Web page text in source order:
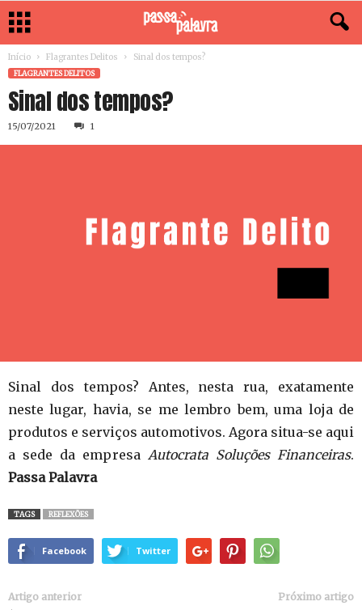
Início Flagrantes Delitos Sinal dos tempos?
FLAGRANTES DELITOS
Sinal dos tempos?
15/07/2021 1
Sinal dos tempos? Antes, nesta rua, exatamente
neste lugar, havia, se me lembro bem, uma loja de
produtos e serviços automotivos. Agora situa-se aqui
a sede da empresa Autocrata Soluções Financeiras.
Passa Palavra
TAGS REFLEXÕES
Facebook Twitter
Artigo anterior Próximo artigo